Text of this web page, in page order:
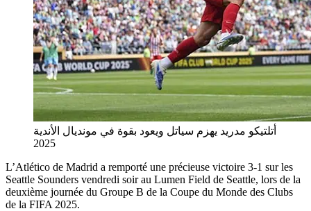
أتلتيكو مدريد يهزم سياتل ويعود بقوة في مونديال الأندية
2025
L’Atlético de Madrid a remporté une précieuse victoire 3-1 sur les
Seattle Sounders vendredi soir au Lumen Field de Seattle, lors de la
deuxième journée du Groupe B de la Coupe du Monde des Clubs
de la FIFA 2025.